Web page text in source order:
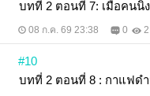
บทที่ 2 ตอนที่ 7: เมื่อค
08 ก.ค. 69 23:38 0 2
#10
บทที่ 2 ตอนที่ 8 : กา